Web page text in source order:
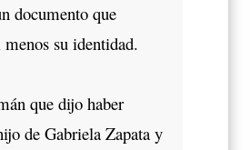
documento que
su identidad.
que dijo haber
de Gabriela Zapata y